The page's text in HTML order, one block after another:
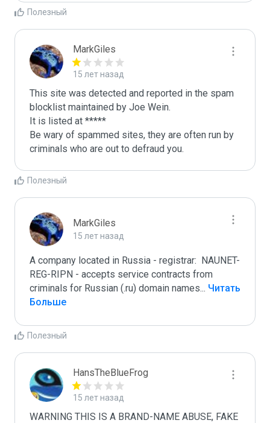
Полезный
MarkGiles
15 лет назад
This site was detected and reported in the spam
blocklist maintained by Joe Wein.
It is listed at *****
Be wary of spammed sites, they are often run by
criminals who are out to defraud you.
Полезный
MarkGiles
15 лет назад
A company located in Russia - registrar:  NAUNET-
REG-RIPN - accepts service contracts from
criminals for Russian (.ru) domain names... Читать
Больше
Полезный
HansTheBlueFrog
15 лет назад
WARNING THIS IS A BRAND-NAME ABUSE, FAKE